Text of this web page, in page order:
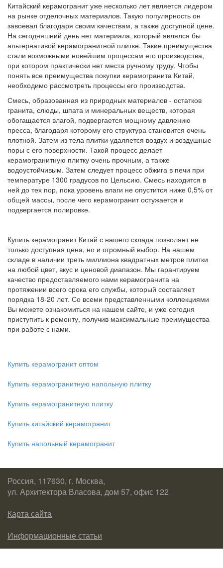
Китайский керамогранит уже несколько лет является лидером
на рынке отделочных материалов. Такую популярность он
завоевал благодаря своим качествам, а также доступной цене.
На сегодняшний день нет материала, который являлся бы
альтернативой керамогранитной плитке. Такие преимущества
стали возможными новейшим процессам его производства,
при котором практически нет места ручному труду. Чтобы
понять все преимущества покупки керамогранита Китай,
необходимо рассмотреть процессы его производства.
Смесь, образованная из природных материалов - остатков
гранита, слюды, шпата и минеральных веществ, которая
обогащается влагой, подвергается мощному давлению
пресса, благодаря которому его структура становится очень
плотной. Затем из тела плитки удаляется воздух и воздушные
поры с его поверхности. Такой процесс делает
керамогранитную плитку очень прочным, а также
водоустойчивым. Затем следует процесс обжига в печи при
температуре 1300 градусов по Цельсию. Смесь находится в
ней до тех пор, пока уровень влаги не опустится ниже 0,5% от
общей массы, после чего керамогранит остужается и
подвергается полировке.
Купить керамогранит Китай с нашего склада позволяет не
только доступная цена, но и огромный выбор. На нашем
складе в наличии треть миллиона квадратных метров плитки
на любой цвет, вкус и ценовой диапазон. Мы гарантируем
качество предоставляемого нами керамогранита на
протяжении всего срока его службы, который составляет
порядка 18-20 лет. Со всеми представленными коллекциями
Вы можете ознакомиться на нашем сайте, и уже сегодня
приступить к ремонту, получив максимальные преимущества
при работе с нами.
Купить керамогранит оптом
Купить керамогранитную напольную плитку
Купить керамогранитную плитку
Купить китайский керамогранит
Купить напольный керамогранит
Россия, 117630, г. Москва,
ул. Архитектора Власова, дом 57, офис 122
Карта сайта
Информационные статьи